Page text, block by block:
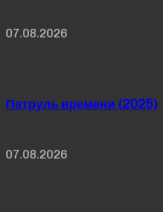
07.08.2026
Патруль времени (2025)
07.08.2026